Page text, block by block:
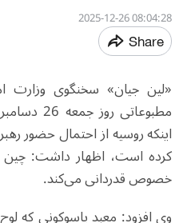
08:04:28 2025-12-26
Share
«لین جیان» سخنگوی وزارت
مطبوعاتی
اینکه روسیه از احتمال حضور
کرده است، اظهار داشت:
خصوص قدردانی می‌کند.